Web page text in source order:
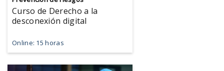
Curso de Derecho a la
desconexión digital
Online: 15 horas